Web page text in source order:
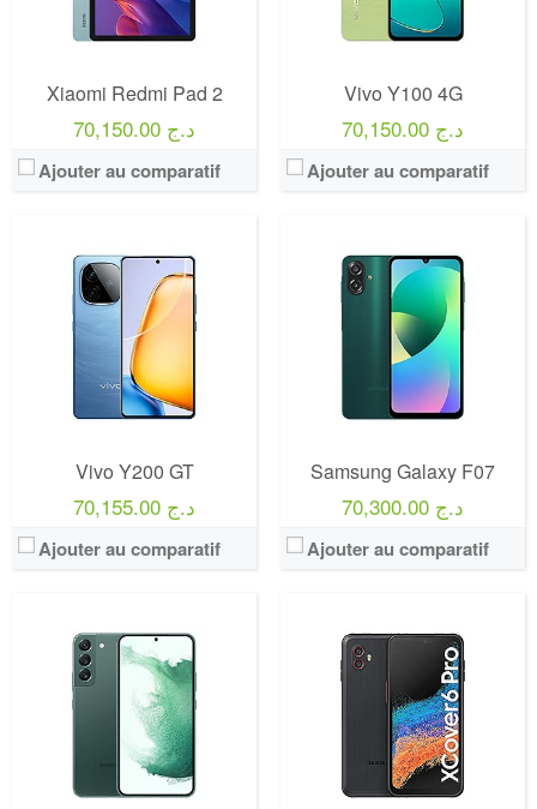
Xiaomi Redmi Pad 2
70,150.00 د.ج
Ajouter au comparatif
Vivo Y100 4G
70,150.00 د.ج
Ajouter au comparatif
Vivo Y200 GT
70,155.00 د.ج
Ajouter au comparatif
Samsung Galaxy F07
70,300.00 د.ج
Ajouter au comparatif